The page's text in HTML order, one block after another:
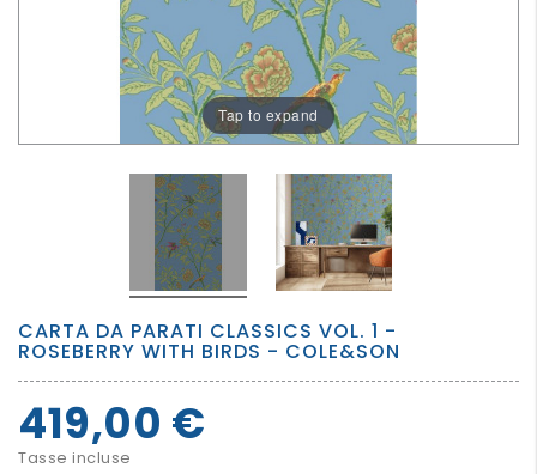
Tap to expand
CARTA DA PARATI CLASSICS VOL. 1 -
ROSEBERRY WITH BIRDS - COLE&SON
419,00 €
Tasse incluse